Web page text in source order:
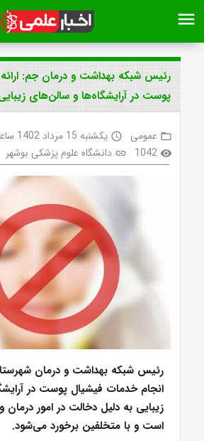
menu
رئیس شبکه بهداشت و درمان جم:
پوست در آرایشگاه‌ها و سالن‌های
folder_open عمومی access_time یکشنبه 15 مرداد 1402 ساعت 7:52
visibility
1042
link دانشگاه علوم پزشکی بوشهر
رئیس شبکه بهداشت و درمان
انجام خدمات فیشیال پوست در
زیبایی به دلیل دخالت در امور
است و با متخلفین برخورد می‌شود.